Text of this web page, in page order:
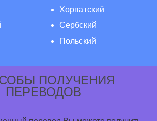
Хорватский
Сербский
Польский
ПОЛУЧЕНИЯ
ПЕРЕВОДОВ